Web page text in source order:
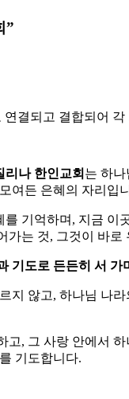
”
결되고 결합되어
리나 한인교회 는 하
여든 은혜의 자리입
기억하며, 지금
는 것, 그것이 바로
기도로 든든히 서 가
지 않고, 하나님 나
, 그 사랑 안에서
기도합니다.